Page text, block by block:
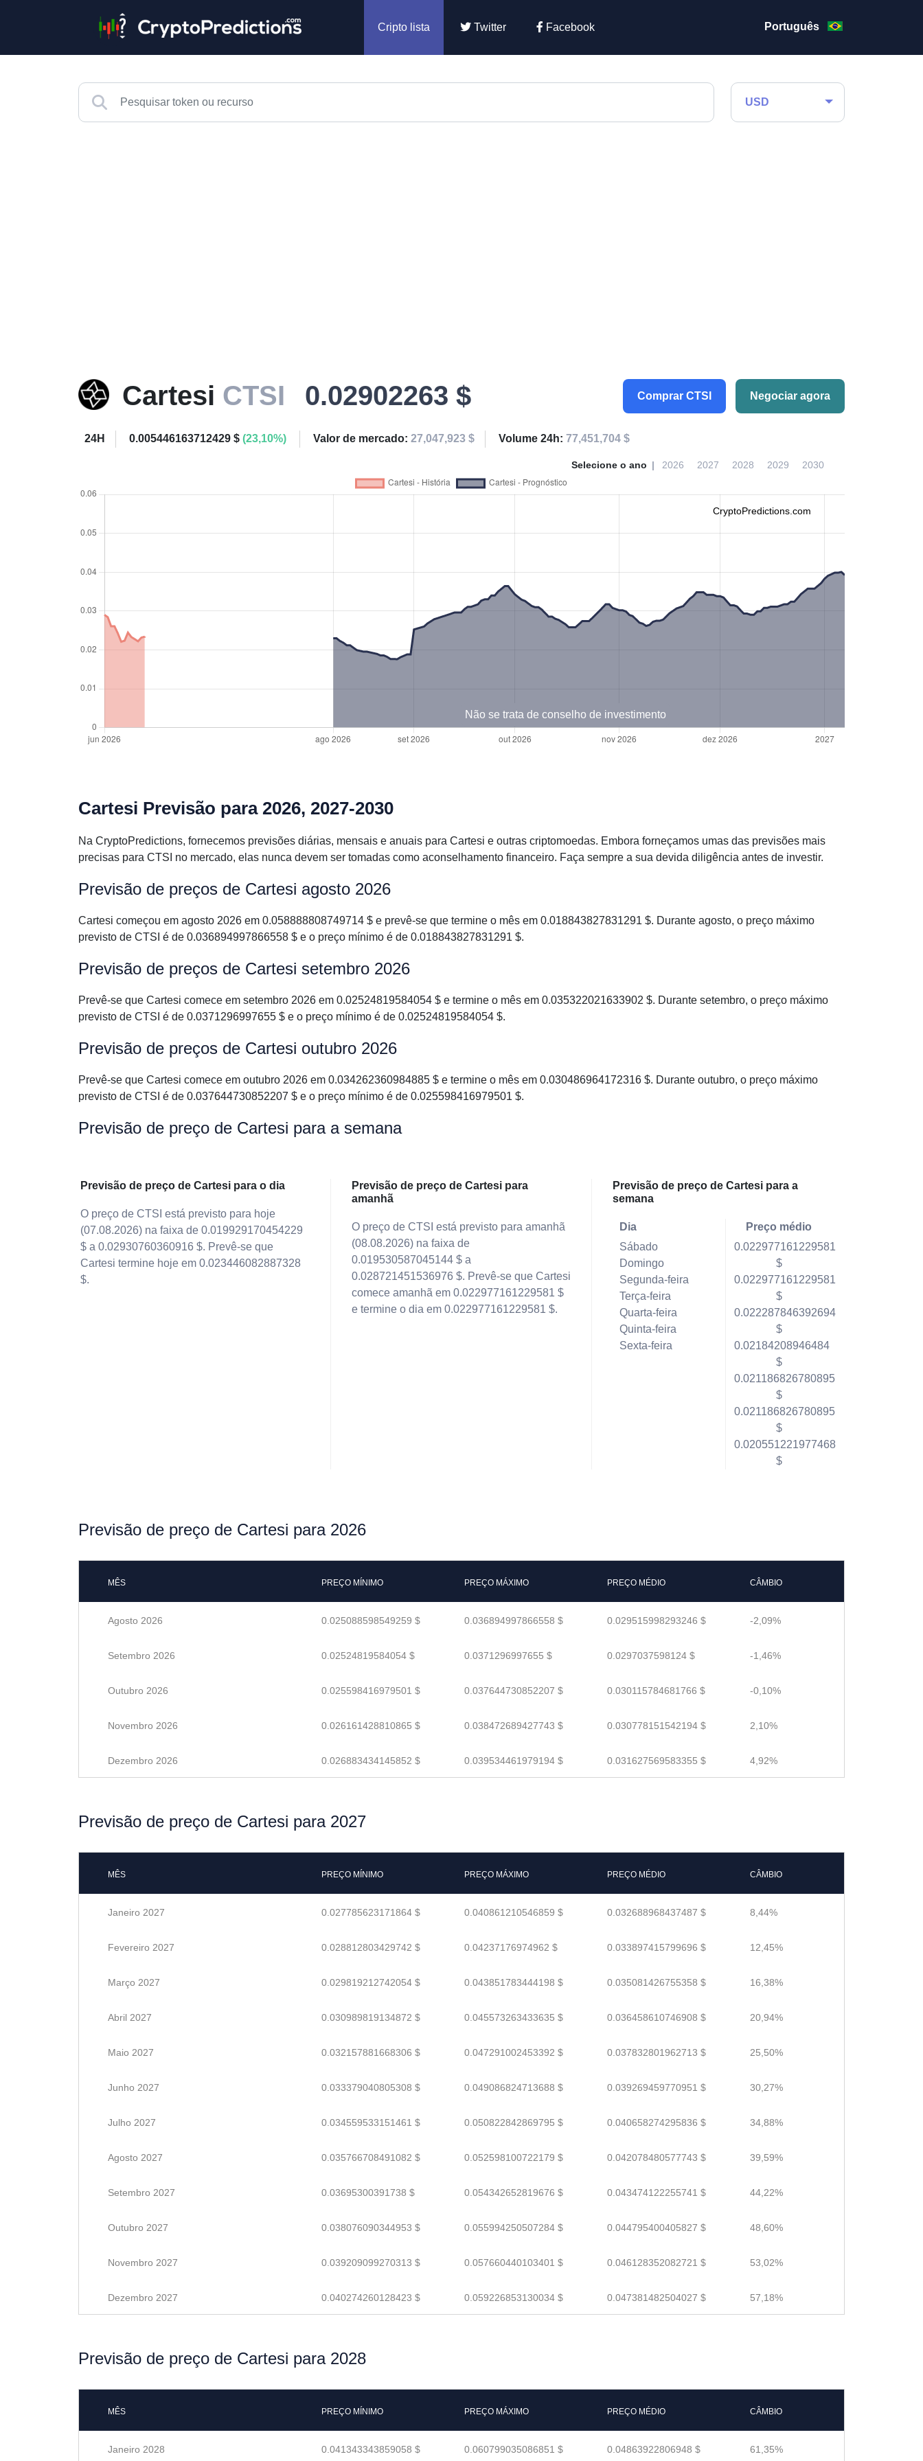
Cripto lista Twitter Facebook Português
USD
Cartesi CTSI 0.02902263 $ Comprar CTSI Negociar agora
24H 0.005446163712429 $ (23,10%) Valor de mercado: 27,047,923 $ Volume 24h: 77,451,704 $
Selecione o ano 2026 2027 2028 2029 2030
CryptoPredictions.com
Não se trata de conselho de investimento
Cartesi Previsão para 2026, 2027-2030
Na CryptoPredictions, fornecemos previsões diárias, mensais e anuais para Cartesi e outras criptomoedas. Embora forneçamos umas das previsões mais
precisas para CTSI no mercado, elas nunca devem ser tomadas como aconselhamento financeiro. Faça sempre a sua devida diligência antes de investir.
Previsão de preços de Cartesi agosto 2026
Cartesi começou em agosto 2026 em 0.058888808749714 $ e prevê-se que termine o mês em 0.018843827831291 $. Durante agosto, o preço máximo
previsto de CTSI é de 0.036894997866558 $ e o preço mínimo é de 0.018843827831291 $.
Previsão de preços de Cartesi setembro 2026
Prevê-se que Cartesi comece em setembro 2026 em 0.02524819584054 $ e termine o mês em 0.035322021633902 $. Durante setembro, o preço máximo
previsto de CTSI é de 0.0371296997655 $ e o preço mínimo é de 0.02524819584054 $.
Previsão de preços de Cartesi outubro 2026
Prevê-se que Cartesi comece em outubro 2026 em 0.034262360984885 $ e termine o mês em 0.030486964172316 $. Durante outubro, o preço máximo
previsto de CTSI é de 0.037644730852207 $ e o preço mínimo é de 0.025598416979501 $.
Previsão de preço de Cartesi para a semana
Previsão de preço de Cartesi para o dia
O preço de CTSI está previsto para hoje
(07.08.2026) na faixa de 0.019929170454229
$ a 0.02930760360916 $. Prevê-se que
Cartesi termine hoje em 0.023446082887328
$.
Previsão de preço de Cartesi para
amanhã
O preço de CTSI está previsto para amanhã
(08.08.2026) na faixa de
0.019530587045144 $ a
0.028721451536976 $. Prevê-se que Cartesi
comece amanhã em 0.022977161229581 $
e termine o dia em 0.022977161229581 $.
Previsão de preço de Cartesi para a
semana
Dia
Sábado
Domingo
Segunda-feira
Terça-feira
Quarta-feira
Quinta-feira
Sexta-feira
Preço médio
0.022977161229581
$
0.022977161229581
$
0.022287846392694
$
0.02184208946484
$
0.021186826780895
$
0.021186826780895
$
0.020551221977468
$
Previsão de preço de Cartesi para 2026
MÊS PREÇO MÍNIMO PREÇO MÁXIMO PREÇO MÉDIO CÂMBIO
Agosto 2026 0.025088598549259 $ 0.036894997866558 $ 0.029515998293246 $ -2,09%
Setembro 2026 0.02524819584054 $ 0.0371296997655 $ 0.0297037598124 $ -1,46%
Outubro 2026 0.025598416979501 $ 0.037644730852207 $ 0.030115784681766 $ -0,10%
Novembro 2026 0.026161428810865 $ 0.038472689427743 $ 0.030778151542194 $ 2,10%
Dezembro 2026 0.026883434145852 $ 0.039534461979194 $ 0.031627569583355 $ 4,92%
Previsão de preço de Cartesi para 2027
MÊS PREÇO MÍNIMO PREÇO MÁXIMO PREÇO MÉDIO CÂMBIO
Janeiro 2027 0.027785623171864 $ 0.040861210546859 $ 0.032688968437487 $ 8,44%
Fevereiro 2027 0.028812803429742 $ 0.04237176974962 $ 0.033897415799696 $ 12,45%
Março 2027 0.029819212742054 $ 0.043851783444198 $ 0.035081426755358 $ 16,38%
Abril 2027 0.030989819134872 $ 0.045573263433635 $ 0.036458610746908 $ 20,94%
Maio 2027 0.032157881668306 $ 0.047291002453392 $ 0.037832801962713 $ 25,50%
Junho 2027 0.033379040805308 $ 0.049086824713688 $ 0.039269459770951 $ 30,27%
Julho 2027 0.034559533151461 $ 0.050822842869795 $ 0.040658274295836 $ 34,88%
Agosto 2027 0.035766708491082 $ 0.052598100722179 $ 0.042078480577743 $ 39,59%
Setembro 2027 0.03695300391738 $ 0.054342652819676 $ 0.043474122255741 $ 44,22%
Outubro 2027 0.038076090344953 $ 0.055994250507284 $ 0.044795400405827 $ 48,60%
Novembro 2027 0.039209099270313 $ 0.057660440103401 $ 0.046128352082721 $ 53,02%
Dezembro 2027 0.040274260128423 $ 0.059226853130034 $ 0.047381482504027 $ 57,18%
Previsão de preço de Cartesi para 2028
MÊS PREÇO MÍNIMO PREÇO MÁXIMO PREÇO MÉDIO CÂMBIO
Janeiro 2028 0.041343343859058 $ 0.060799035086851 $ 0.04863922806948 $ 61,35%